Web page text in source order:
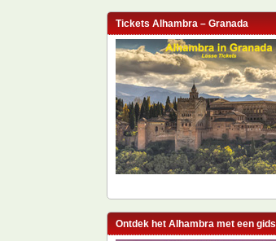
Tickets Alhambra – Granada
Ontdek het Alhambra met een gids